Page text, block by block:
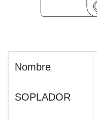
Nombre
SOPLADOR